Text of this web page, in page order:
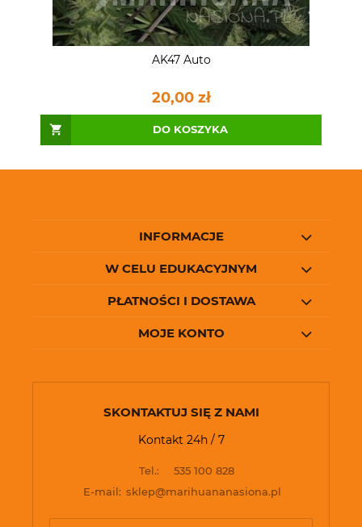
AK47 Auto
20,00 zł
DO KOSZYKA
INFORMACJE
W CELU EDUKACYJNYM
PŁATNOŚCI I DOSTAWA
MOJE KONTO
SKONTAKTUJ SIĘ Z NAMI
Kontakt 24h / 7
Tel.:
535 100 828
E-mail: sklep@marihuananasiona.pl